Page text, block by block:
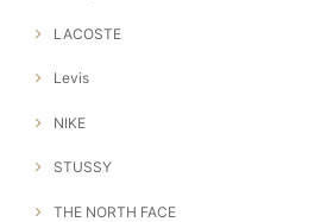
LACOSTE
Levis
NIKE
STUSSY
THE NORTH FACE